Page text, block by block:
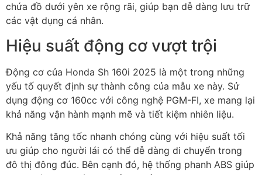
chứa đồ dưới yên xe rộng rãi, giúp bạn dễ dàng lưu trữ
các vật dụng cá nhân.
Hiệu suất động cơ vượt trội
Động cơ của Honda Sh 160i 2025 là một trong những
yếu tố quyết định sự thành công của mẫu xe này. Sử
dụng động cơ 160cc với công nghệ PGM-FI, xe mang lại
khả năng vận hành mạnh mẽ và tiết kiệm nhiên liệu.
Khả năng tăng tốc nhanh chóng cùng với hiệu suất tối
ưu giúp cho người lái có thể dễ dàng di chuyển trong
đô thị đông đúc. Bên cạnh đó, hệ thống phanh ABS giúp